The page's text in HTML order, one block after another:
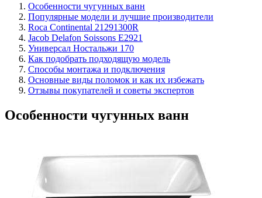
Особенности чугунных ванн
Популярные модели и лучшие производители
Roca Continental 21291300R
Jacob Delafon Soissons E2921
Универсал Ностальжи 170
Как подобрать подходящую модель
Способы монтажа и подключения
Основные виды поломок и как их избежать
Отзывы покупателей и советы экспертов
Особенности чугунных ванн